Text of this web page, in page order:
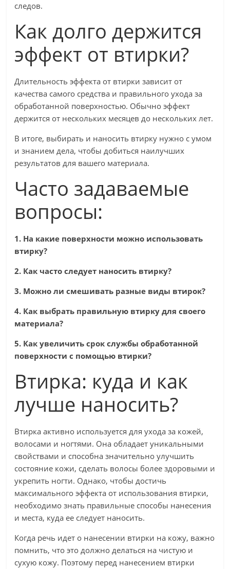
следов.
Как долго держится
эффект от втирки?
Длительность эффекта от втирки зависит от
качества самого средства и правильного ухода за
обработанной поверхностью. Обычно эффект
держится от нескольких месяцев до нескольких лет.
В итоге, выбирать и наносить втирку нужно с умом
и знанием дела, чтобы добиться наилучших
результатов для вашего материала.
Часто задаваемые
вопросы:
1. На какие поверхности можно использовать
втирку?
2. Как часто следует наносить втирку?
3. Можно ли смешивать разные виды втирок?
4. Как выбрать правильную втирку для своего
материала?
5. Как увеличить срок службы обработанной
поверхности с помощью втирки?
Втирка: куда и как
лучше наносить?
Втирка активно используется для ухода за кожей,
волосами и ногтями. Она обладает уникальными
свойствами и способна значительно улучшить
состояние кожи, сделать волосы более здоровыми и
укрепить ногти. Однако, чтобы достичь
максимального эффекта от использования втирки,
необходимо знать правильные способы нанесения
и места, куда ее следует наносить.
Когда речь идет о нанесении втирки на кожу, важно
помнить, что это должно делаться на чистую и
сухую кожу. Поэтому перед нанесением втирки